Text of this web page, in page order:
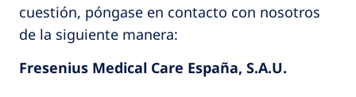
cuestión, póngase en contacto con nosotros
de la siguiente manera:
Fresenius Medical Care España, S.A.U.